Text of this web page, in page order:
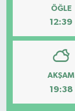
ÖĞLE
12:39
AKŞAM
19:38